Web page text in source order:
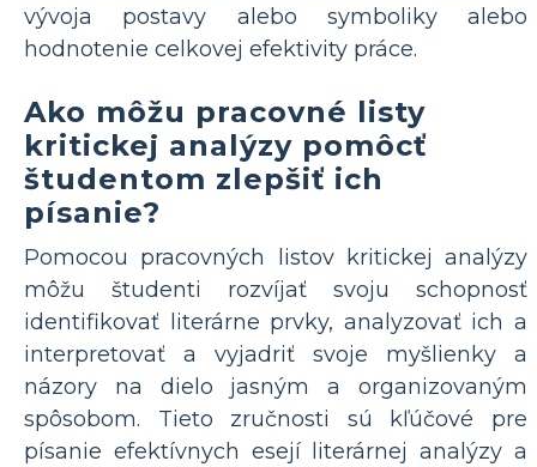
vývoja postavy alebo symboliky alebo
hodnotenie celkovej efektivity práce.
Ako môžu pracovné listy
kritickej analýzy pomôcť
študentom zlepšiť ich
písanie?
Pomocou pracovných listov kritickej analýzy
môžu študenti rozvíjať svoju schopnosť
identifikovať literárne prvky, analyzovať ich a
interpretovať a vyjadriť svoje myšlienky a
názory na dielo jasným a organizovaným
spôsobom. Tieto zručnosti sú kľúčové pre
písanie efektívnych esejí literárnej analýzy a